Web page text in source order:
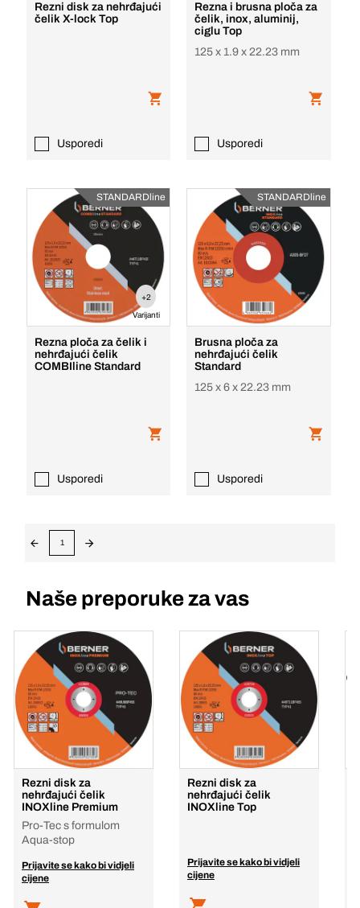
Rezni disk za nehrđajući
čelik X-lock Top
Usporedi
Rezna i brusna ploča za
čelik, inox, aluminij,
ciglu Top
125 x 1.9 x 22.23 mm
Usporedi
STANDARDline
+2
Varijanti
Rezna ploča za čelik i
nehrđajući čelik
COMBIline Standard
Usporedi
STANDARDline
Brusna ploča za
nehrđajući čelik
Standard
125 x 6 x 22.23 mm
Usporedi
1
Naše preporuke za vas
Rezni disk za
nehrđajući čelik
INOXline Premium
Pro-Tec s formulom
Aqua-stop
Prijavite se kako bi vidjeli
cijene
Rezni disk za
nehrđajući čelik
INOXline Top
Prijavite se kako bi vidjeli
cijene